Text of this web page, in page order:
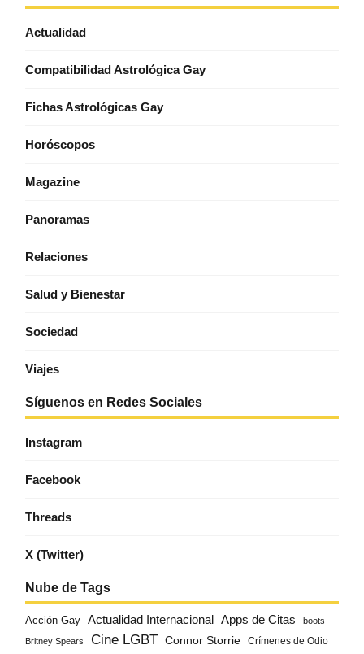
Actualidad
Compatibilidad Astrológica Gay
Fichas Astrológicas Gay
Horóscopos
Magazine
Panoramas
Relaciones
Salud y Bienestar
Sociedad
Viajes
Síguenos en Redes Sociales
Instagram
Facebook
Threads
X (Twitter)
Nube de Tags
Acción Gay Actualidad Internacional Apps de Citas boots
Britney Spears Cine LGBT Connor Storrie Crímenes de Odio